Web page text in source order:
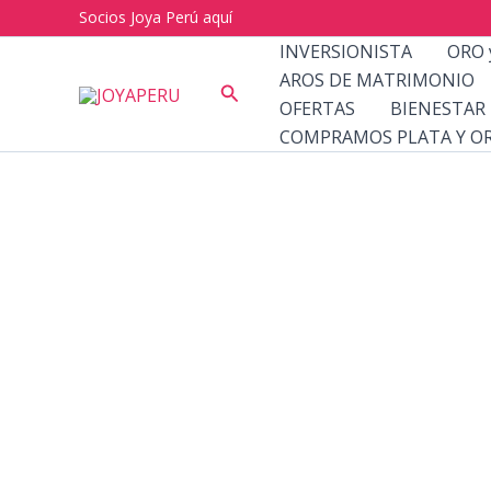
al
Socios Joya Perú aquí
Buscar
INVERSIONISTA ORO
AROS DE MATRIMONIO
OFERTAS
BIENESTAR
COMPRAMOS PLATA Y